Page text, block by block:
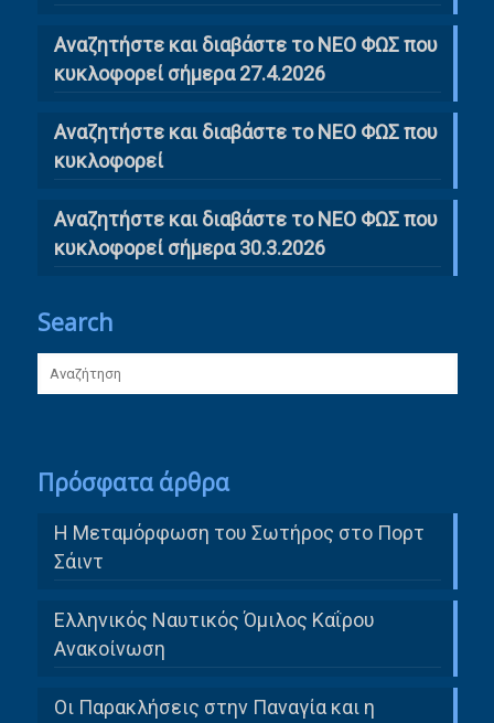
Αναζητήστε και διαβάστε το ΝΕΟ ΦΩΣ που
κυκλοφορεί σήμερα 27.4.2026
Αναζητήστε και διαβάστε το ΝΕΟ ΦΩΣ που
κυκλοφορεί
Αναζητήστε και διαβάστε το ΝΕΟ ΦΩΣ που
κυκλοφορεί σήμερα 30.3.2026
Search
Πρόσφατα άρθρα
Η Μεταμόρφωση του Σωτήρος στο Πορτ
Σάιντ
Ελληνικός Ναυτικός Όμιλος Καΐρου
Ανακοίνωση
Οι Παρακλήσεις στην Παναγία και η